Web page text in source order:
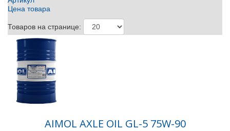
Цена товара
Товаров на странице:
AIMOL AXLE OIL GL-5 75W-90